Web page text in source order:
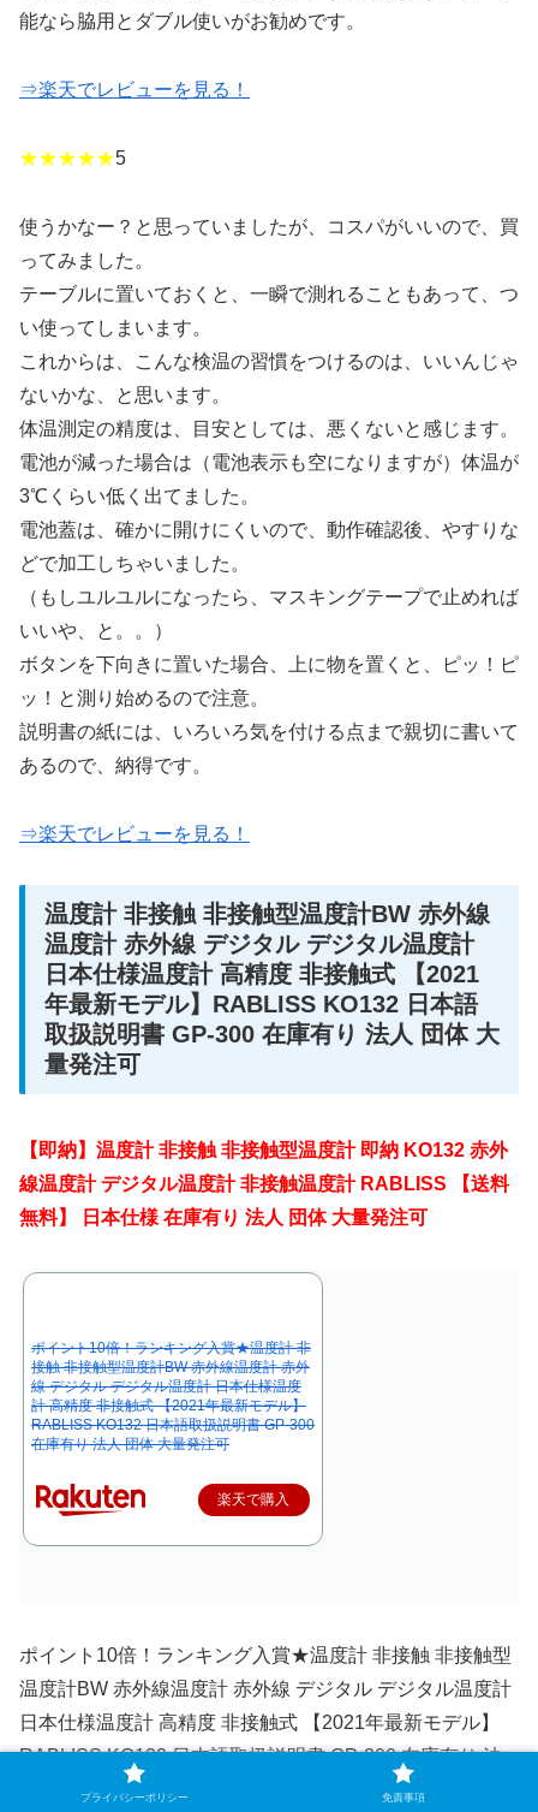
能なら脇用とダブル使いがお勧めです。
⇒楽天でレビューを見る！
★★★★★5
使うかなー？と思っていましたが、コスパがいいので、買
ってみました。
テーブルに置いておくと、一瞬で測れることもあって、つ
い使ってしまいます。
これからは、こんな検温の習慣をつけるのは、いいんじゃ
ないかな、と思います。
体温測定の精度は、目安としては、悪くないと感じます。
電池が減った場合は（電池表示も空になりますが）体温が
3℃くらい低く出てました。
電池蓋は、確かに開けにくいので、動作確認後、やすりな
どで加工しちゃいました。
（もしユルユルになったら、マスキングテープで止めれば
いいや、と。。）
ボタンを下向きに置いた場合、上に物を置くと、ピッ！ピ
ッ！と測り始めるので注意。
説明書の紙には、いろいろ気を付ける点まで親切に書いて
あるので、納得です。
⇒楽天でレビューを見る！
温度計 非接触 非接触型温度計BW 赤外線
温度計 赤外線 デジタル デジタル温度計
日本仕様温度計 高精度 非接触式 【2021
年最新モデル】RABLISS KO132 日本語
取扱説明書 GP-300 在庫有り 法人 団体 大
量発注可
【即納】温度計 非接触 非接触型温度計 即納 KO132 赤外
線温度計 デジタル温度計 非接触温度計 RABLISS 【送料
無料】 日本仕様 在庫有り 法人 団体 大量発注可
ポイント10倍！ランキング入賞★温度計 非
接触 非接触型温度計BW 赤外線温度計 赤外
線 デジタル デジタル温度計 日本仕様温度
計 高精度 非接触式 【2021年最新モデル】
RABLISS KO132 日本語取扱説明書 GP-300
在庫有り 法人 団体 大量発注可
楽天で購入
ポイント10倍！ランキング入賞★温度計 非接触 非接触型
温度計BW 赤外線温度計 赤外線 デジタル デジタル温度計
日本仕様温度計 高精度 非接触式 【2021年最新モデル】
RABLISS KO132 日本語取扱説明書 GP-300 在庫有り 法
人 団体 大量発注可
プライバシーポリシー 免責事項